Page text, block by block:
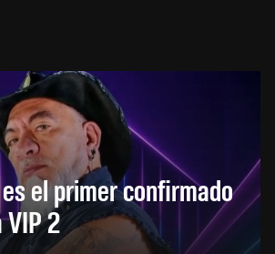
el primer confirmado
VIP 2